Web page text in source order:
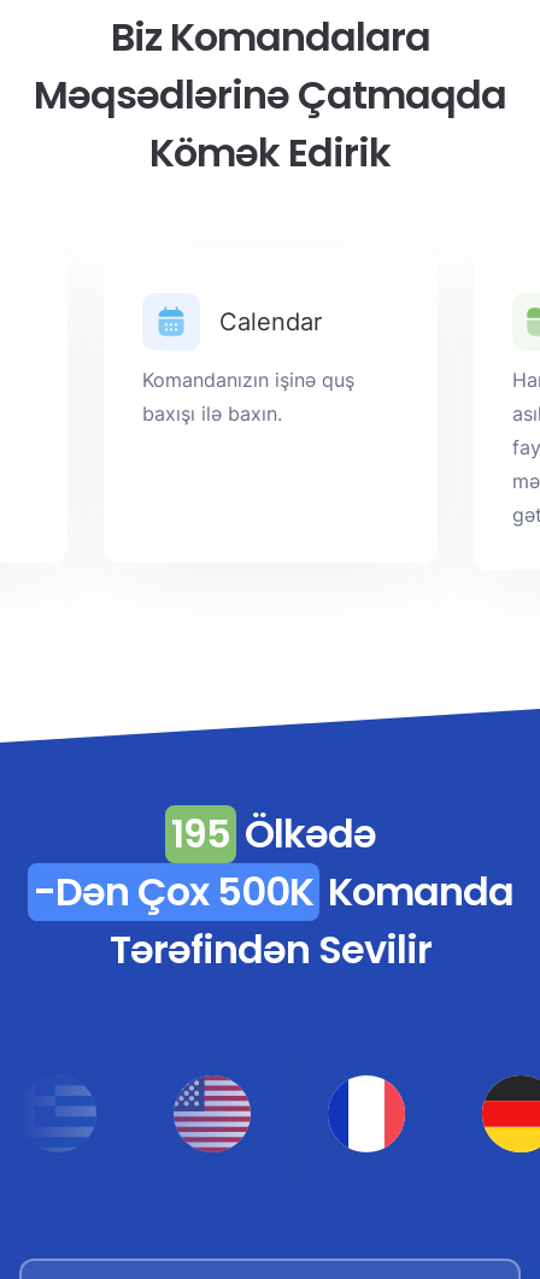
Biz Komandalara
Məqsədlərinə Çatmaqda
Kömək Edirik
Calendar
Komandanızın işinə quş
baxışı ilə baxın.
195 Ölkədə
-dən Çox 500K Komanda
Tərəfindən Sevilir